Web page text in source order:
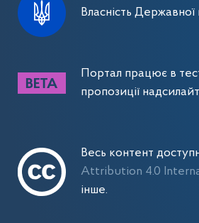
Власність
Портал працює в
пропозиції
Весь контент
Attribution 4.0
інше.